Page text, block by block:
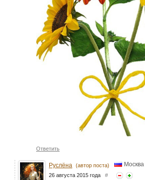
Ответить
Руслёна (автор поста) Москва
26 августа 2015 года #